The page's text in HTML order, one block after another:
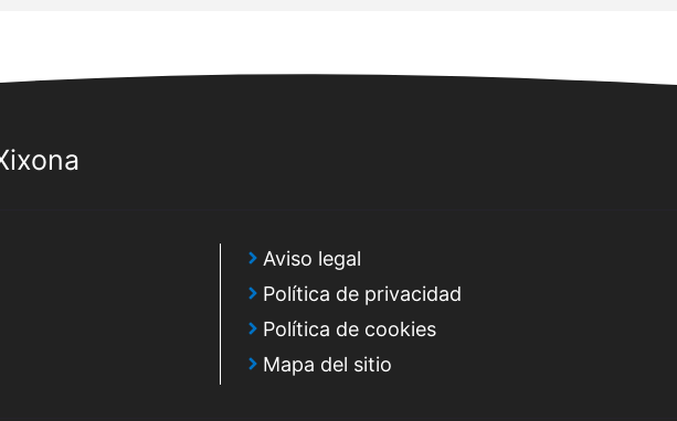
Aviso legal
Política de privacidad
Política de cookies
Mapa del sitio